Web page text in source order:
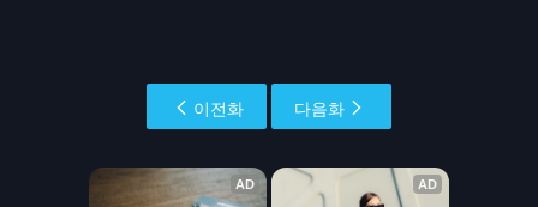
이전화 다음화